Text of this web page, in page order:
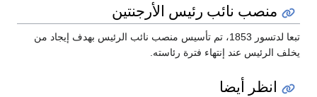
منصب نائب رئيس الأرجنتين
تبعا لدتسور 1853، تم تأسيس منصب نائب الرئيس بهدف إيجاد من
يخلف الرئيس عند إنتهاء فترة رئاسته.
انظر أيضا